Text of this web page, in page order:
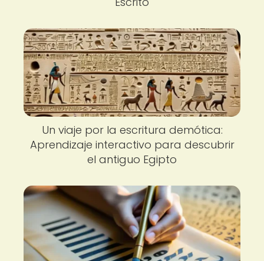
Un viaje por la escritura demótica:
Aprendizaje interactivo para descubrir
el antiguo Egipto